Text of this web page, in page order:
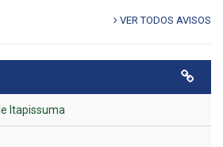
VER TODOS AVISOS
Itapissuma